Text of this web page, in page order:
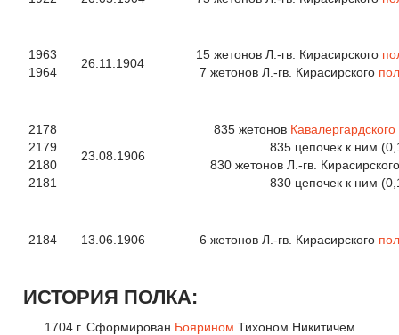
1963
1964
26.11.1904
15 жетонов Л.-гв. Кирасирского
7 жетонов Л.-гв. Кирасирского
2178
2179
2180
2181
23.08.1906
835 жетонов
835 цепочек к ним
830 жетонов Л.-гв.
830 цепочек к ним
2184 13.06.1906 6 жетонов Л.-гв. Кирасирского
ИСТОРИЯ ПОЛКА:
1704 г. Сформирован Боярином Тихоном Никитичем